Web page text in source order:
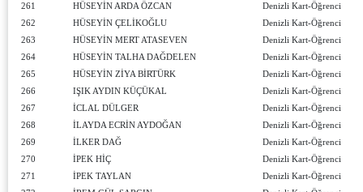
261
HÜSEYİN ARDA ÖZCAN
Denizli Kart-Öğrenci
262
HÜSEYİN ÇELİKOĞLU
Denizli Kart-Öğrenci
263
HÜSEYİN MERT ATASEVEN
Denizli Kart-Öğrenci
264
HÜSEYİN TALHA DAĞDELEN
Denizli Kart-Öğrenci
265
HÜSEYİN ZİYA BİRTÜRK
Denizli Kart-Öğrenci
266
IŞIK AYDIN KÜÇÜKAL
Denizli Kart-Öğrenci
267
İCLAL DÜLGER
Denizli Kart-Öğrenci
268
İLAYDA ECRİN AYDOĞAN
Denizli Kart-Öğrenci
269
İLKER DAĞ
Denizli Kart-Öğrenci
270
İPEK HİÇ
Denizli Kart-Öğrenci
271
İPEK TAYLAN
Denizli Kart-Öğrenci